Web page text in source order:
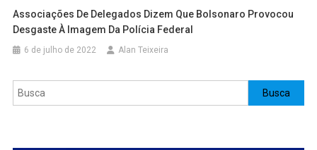
Associações De Delegados Dizem Que Bolsonaro Provocou
Desgaste À Imagem Da Polícia Federal
6 de julho de 2022 Alan Teixeira
Pesquisar Busca